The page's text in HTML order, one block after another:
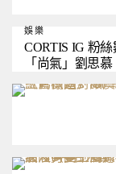
娛樂
CORTIS IG 粉
「尚氣」劉思